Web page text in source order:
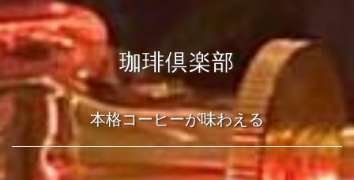
珈琲倶楽部
本格コーヒーが味わえる